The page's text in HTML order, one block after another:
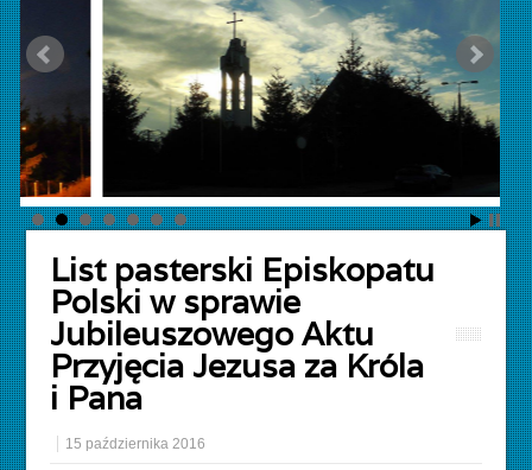
List pasterski Episkopatu
Polski w sprawie
Jubileuszowego Aktu
Przyjęcia Jezusa za Króla
i Pana
15 października 2016